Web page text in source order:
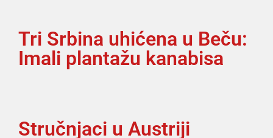
Tri Srbina uhićena u Beču:
Imali plantažu kanabisa
Stručnjaci u Austriji